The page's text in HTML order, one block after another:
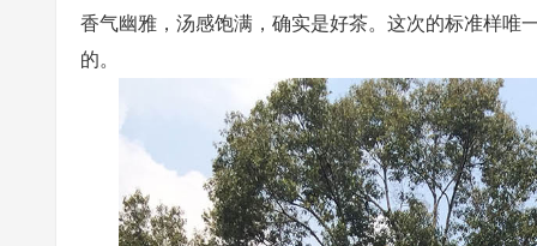
香气幽雅，汤感饱满，确实是好茶。这次的标准样唯
的。